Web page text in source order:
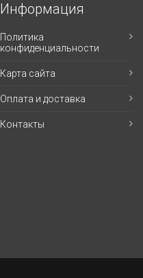
Информация
Политика
конфиденциальности
Карта сайта
Оплата и доставка
Контакты